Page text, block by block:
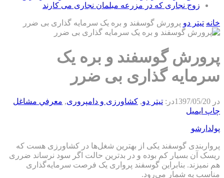
زوج نجاری که در مزرعه مبلمان نجاری می کارند
خانه تیتر دو پرورش گوسفند و بره یک سرمایه گذاری بی ضرر
پرورش گوسفند و بره یک
سرمایه گذاری بی ضرر
در 1397/05/20در: تیتر دو, كشاورزی و دامپروری, معرفي مشاغل
چاپ ایمیل
پولدارشو
پرواربندی گوسفند یکی از بهترین شغل‌ها در کشاورزی هست که
ریسک آن بسیار کم بوده و در بدترین حالت اگر سود نرساند ضرری
هم نمیزند. بنابراین گوسفند پرواری یک فرصت سرمایه‌گذاری
مناسب به شمار می‌رود.